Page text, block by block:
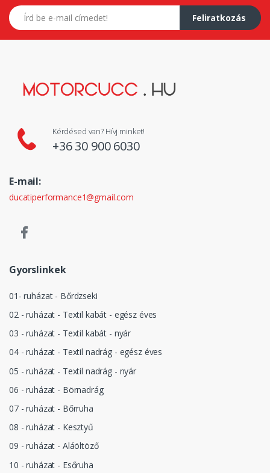
E-mail címed
Feliratkozás
Kérdésed van? Hívj minket!
+36 30 900 6030
E-mail:
ducatiperformance1@gmail.com
Gyorslinkek
01- ruházat - Bőrdzseki
02 - ruházat - Textil kabát - egész éves
03 - ruházat - Textil kabát - nyár
04 - ruházat - Textil nadrág - egész éves
05 - ruházat - Textil nadrág - nyár
06 - ruházat - Börnadrág
07 - ruházat - Bőrruha
08 - ruházat - Kesztyű
09 - ruházat - Aláöltöző
10 - ruházat - Esőruha